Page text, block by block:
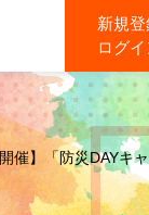
新規
ログ
催】「防災DAYキ